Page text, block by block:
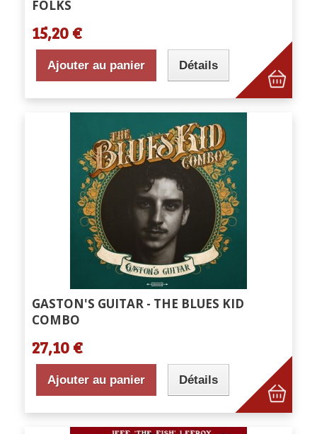
FOLKS
15,20 €
Ajouter au panier Détails
GASTON'S GUITAR - THE BLUES KID
COMBO
27,10 €
Ajouter au panier Détails